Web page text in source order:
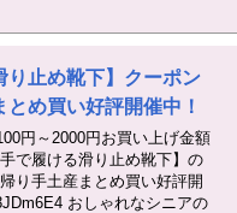
り止め靴下】クーポン
め買い好評開催中！
円～2000円お買い上げ金額
で履ける滑り止め靴下】の
り手土産まとめ買い好評開
おしゃれなシニアの